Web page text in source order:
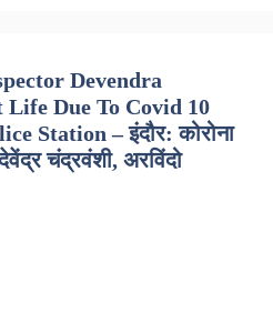
Devendra
Due To Covid 10
Station – इंदौर: कोरोना
चंद्रवंशी, अरविंदो